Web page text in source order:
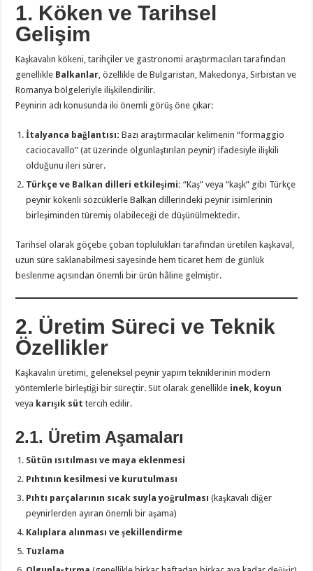
1. Köken ve Tarihsel
Gelişim
Kaşkavalın kökeni, tarihçiler ve gastronomi araştırmacıları tarafından
genellikle Balkanlar , özellikle de Bulgaristan, Makedonya, Sırbistan ve
Romanya bölgeleriyle ilişkilendirilir.
Peynirin adı konusunda iki önemli görüş öne çıkar:
İtalyanca bağlantısı: Bazı araştırmacılar kelimenin “formaggio
caciocavallo” (at üzerinde olgunlaştırılan peynir) ifadesiyle ilişkili
olduğunu ileri sürer.
Türkçe ve Balkan dilleri etkileşimi: “Kaş” veya “kaşk” gibi Türkçe
peynir kökenli sözcüklerle Balkan dillerindeki peynir isimlerinin
birleşiminden türemiş olabileceği de düşünülmektedir.
Tarihsel olarak göçebe çoban toplulukları tarafından üretilen kaşkaval,
uzun süre saklanabilmesi sayesinde hem ticaret hem de günlük
beslenme açısından önemli bir ürün hâline gelmiştir.
2. Üretim Süreci ve Teknik
Özellikler
Kaşkavalın üretimi, geleneksel peynir yapım tekniklerinin modern
yöntemlerle birleştiği bir süreçtir. Süt olarak genellikle inek koyun
veya karışık süt tercih edilir.
2.1. Üretim Aşamaları
Sütün ısıtılması ve maya eklenmesi
Pıhtının kesilmesi ve kurutulması
Pıhtı parçalarının sıcak suyla yoğrulması (kaşkavalı diğer
peynirlerden ayıran önemli bir aşama)
Kalıplara alınması ve şekillendirme
Tuzlama